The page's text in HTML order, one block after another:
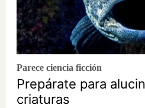
Parece ciencia ficción
Prepárate para
criaturas